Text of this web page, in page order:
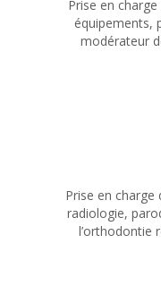
Prise en
équipements,
modérateur
Prise en charge
radiologie,
l’orthodontie